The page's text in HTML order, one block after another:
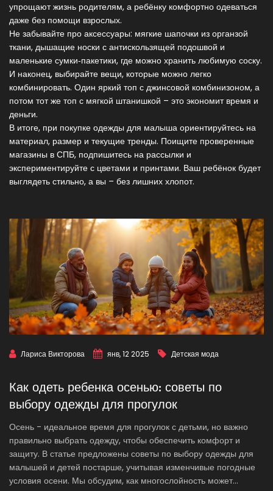
упрощают жизнь родителям, а ребёнку комфортно одеваться
даже без помощи взрослых.
Не забывайте про аксессуары: мягкие шапочки из органзой
ткани, дышащие носки с антискользящей подошвой и
маленькие сумки‑пакетики, где можно хранить любимую соску.
И наконец, выбирайте вещи, которые можно легко
комбинировать. Один яркий топ с джинсовой комбинизоном, а
потом тот же топ с мягкой штанишкой – это экономит время и
деньги.
В итоге, при покупке одежды для малыша ориентируйтесь на
материал, размер и текущие тренды. Поищите проверенные
магазины в СПБ, подпишитесь на рассылки и
экспериментируйте с цветами и принтами. Ваш ребёнок будет
выглядеть стильно, а вы – без лишних хлопот.
Лариса Викторова янв, 12 2025 Детская мода
Как одеть ребенка осенью: советы по
выбору одежды для прогулок
Осень - идеальное время для прогулок с детьми, но важно
правильно выбрать одежду, чтобы обеспечить комфорт и
защиту. В статье предложены советы по выбору одежды для
малышей и детей постарше, учитывая изменчивые погодные
условия осени. Мы обсудим, как многослойность может